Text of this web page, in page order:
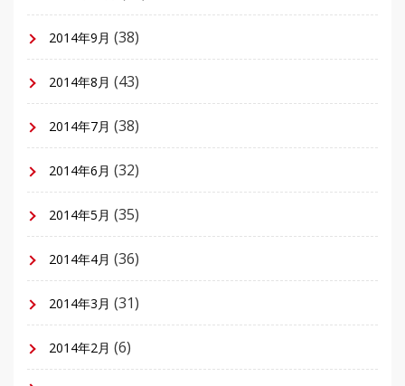
2014年9月 (38)
2014年8月 (43)
2014年7月 (38)
2014年6月 (32)
2014年5月 (35)
2014年4月 (36)
2014年3月 (31)
2014年2月 (6)